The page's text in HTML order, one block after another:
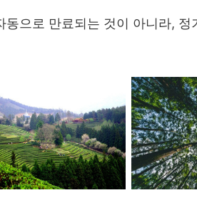
으로 만료되는 것이 아니라, 정